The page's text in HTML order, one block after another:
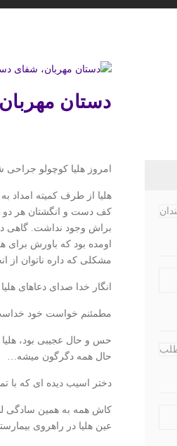
دستان
امروز هلیا کوچولو جراحی
هلیا از طرف کمیته
کف دست و انگشتان هر
براش وجود نداشت. گاهی
اومده بود که باورش برای
مشکلی که داره ناتوان از
انگار خدا صدای دعاهای
مطمئنم خواست خود
حس و حال عجیبی بود،
حال همه دگرگون میشه…
دختر اسیب دیده ای که با
کاش همه به همین سادگی
عین هلیا در راهروی